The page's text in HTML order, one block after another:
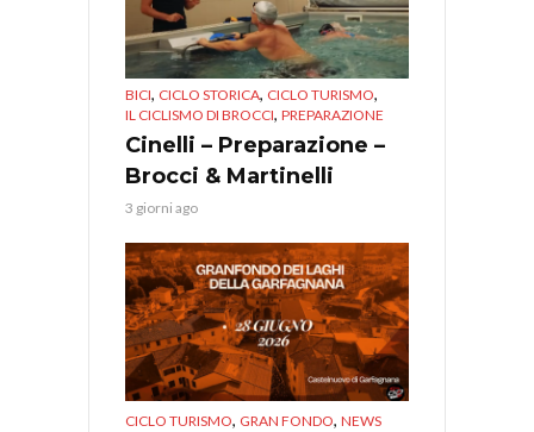
BICI, CICLO STORICA, CICLO TURISMO,
IL CICLISMO DI BROCCI, PREPARAZIONE
Cinelli – Preparazione –
Brocci & Martinelli
3 giorni ago
CICLO TURISMO, GRAN FONDO, NEWS